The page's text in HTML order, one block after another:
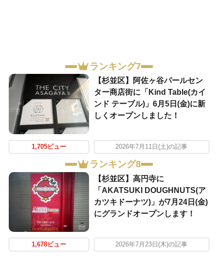
ランキング7
【杉並区】阿佐ヶ谷パールセン
ター商店街に「Kind Table(カイ
ンド テーブル)」6月5日(金)に新
しくオープンしました！
1,705ビュー 2026年7月11日(土)の記事
ランキング8
【杉並区】高円寺に
「AKATSUKI DOUGHNUTS(ア
カツキドーナツ)」が7月24日(金)
にグランドオープンします！
1,678ビュー 2026年7月23日(木)の記事